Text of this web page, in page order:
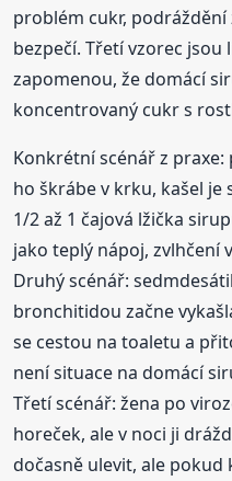
problém cukr,
bezpečí. Třetí vzorec
zapomenou, že domácí
koncentrovaný cukr s
Konkrétní scénář z
ho škrábe v krku, kašel je
1/2 až 1 čajová lžička
jako teplý nápoj, zvlhčení
Druhý scénář:
bronchitidou začne
se cestou na toaletu a
není situace na domácí
Třetí scénář: žena po
horeček, ale v noci ji
dočasně ulevit, ale pokud